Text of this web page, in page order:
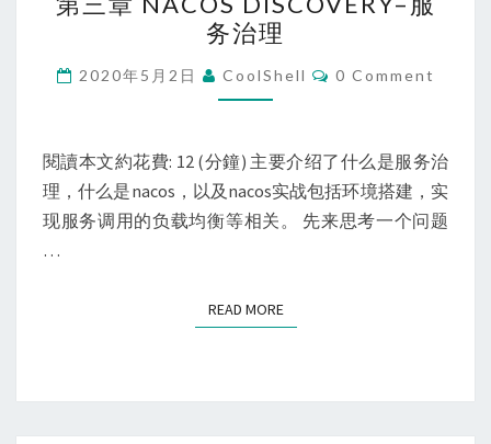
三
章
NACOS
DISCOVERY
服
务
治
务治理
2020年5月2日 CoolShell Comments
0 Comment
閱讀本文約花費: 12 (分鐘) 主要介绍了什么是服务治
理，什么是nacos，以及nacos实战包括环境搭建，实
现服务调用的负载均衡等相关。 先来思考一个问题
…
READ MOREREAD MORE